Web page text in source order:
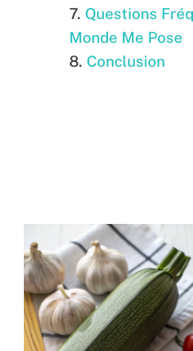
Questions
Monde Me Pose
Conclusion